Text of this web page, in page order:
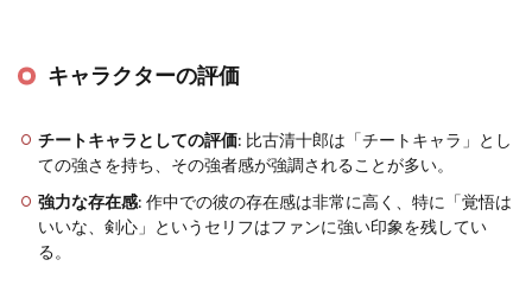
キャラクターの評価
チートキャラとしての評価: 比古清十郎は「チートキャラ」とし
ての強さを持ち、その強者感が強調されることが多い。
強力な存在感: 作中での彼の存在感は非常に高く、特に「覚悟は
いいな、剣心」というセリフはファンに強い印象を残してい
る。